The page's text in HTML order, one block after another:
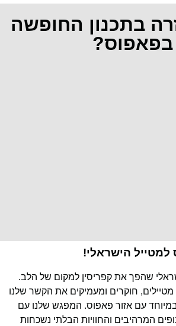
בתכנון החופשה
בפאפוס?
למטייל הישראלי!
ישראלי שהפך את קפריסין למקום של הלב.
חוקרים ומעמיקים את הקשר שלנו
עם אזור פאפוס. המפגש שלנו עם
המרהיבים והחוויות הבלתי נשכחות